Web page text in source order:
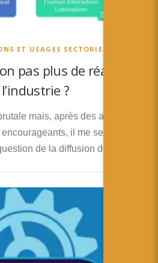
ET USAGES SECTORIELS
pas plus de réalité
?
mais, après des années de
il me semble
de la diffusion de …